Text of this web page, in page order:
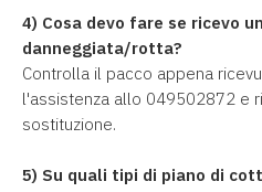
4) Cosa devo fare se ricevo
danneggiata/rotta?
Controlla il pacco appena
l'assistenza allo 049502872 e
sostituzione.
5) Su quali tipi di piano di